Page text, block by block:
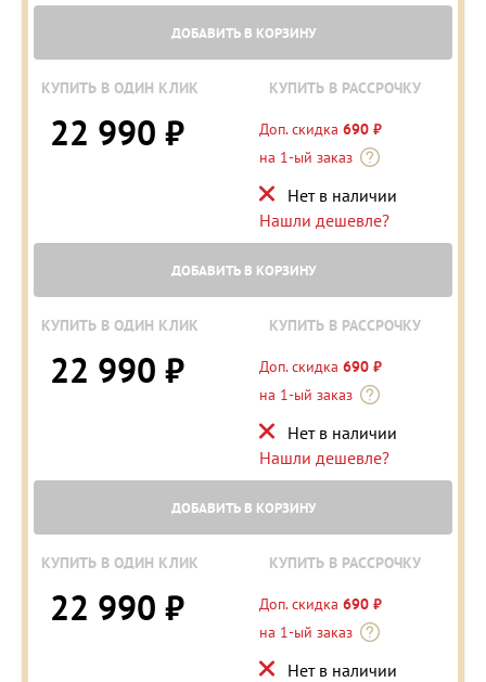
ДОБАВИТЬ В КОРЗИНУ
КУПИТЬ В ОДИН КЛИК КУПИТЬ В РАССРОЧКУ
22 990 ₽ Доп. скидка 690 ₽
на 1-ый заказ
Нет в наличии
Нашли дешевле?
ДОБАВИТЬ В КОРЗИНУ
КУПИТЬ В ОДИН КЛИК КУПИТЬ В РАССРОЧКУ
22 990 ₽ Доп. скидка 690 ₽
на 1-ый заказ
Нет в наличии
Нашли дешевле?
ДОБАВИТЬ В КОРЗИНУ
КУПИТЬ В ОДИН КЛИК КУПИТЬ В РАССРОЧКУ
22 990 ₽ Доп. скидка 690 ₽
на 1-ый заказ
Нет в наличии